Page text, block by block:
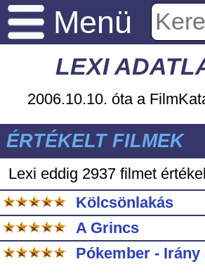
Menü
LEXI
2006.10.10. óta a
ÉRTÉKELT FILMEK
Lexi eddig 2937 filmet
Kölcsönlakás
A Grincs
Pókember -